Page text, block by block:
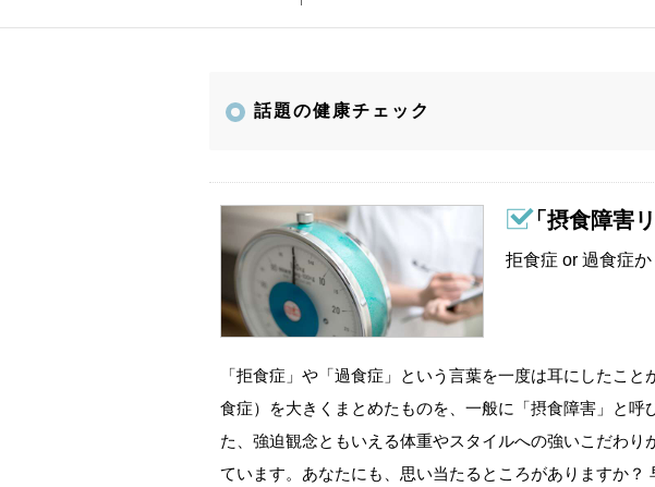
話題の健康チェック
「摂食障害
拒食症 or 過食症
「拒食症」や「過食症」という言葉を一度は耳にしたこ
食症）を大きくまとめたものを、一般に「摂食障害」と
た、強迫観念ともいえる体重やスタイルへの強いこだわ
ています。あなたにも、思い当たるところがありますか？